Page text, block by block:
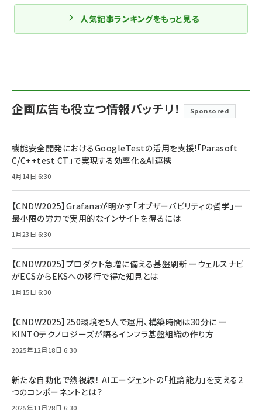
人気記事ランキングをもっと見る
企画広告も役立つ情報バッチリ！ Sponsored
機能安全開発におけるGoogleTestの活用を支援!「Parasoft
C/C++test CT」で実現する効率化＆AI連携
4月14日 6:30
【CNDW2025】Grafanaが明かす「オブザーバビリティの哲学」ー
最小限の労力で実用的なインサイトを得るには
1月23日 6:30
【CNDW2025】プロダクト急増に備える基盤刷新 ーウェルスナビ
がECSからEKSへの移行で得た知見とは
1月15日 6:30
【CNDW2025】250環境を5人で運用、構築時間は30分に ー
KINTOテクノロジーズが語るインフラ基盤組織の作り方
2025年12月18日 6:30
新たな自動化で熱視線！ AIエージェントの「推論能力」を支える2
つのコンポーネントとは？
2025年11月28日 6:30